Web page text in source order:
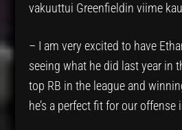
vakuuttui Greenfieldin viime
– I am very excited to have
seeing what he did last year in
top RB in the league and
he’s a perfect fit for our offense